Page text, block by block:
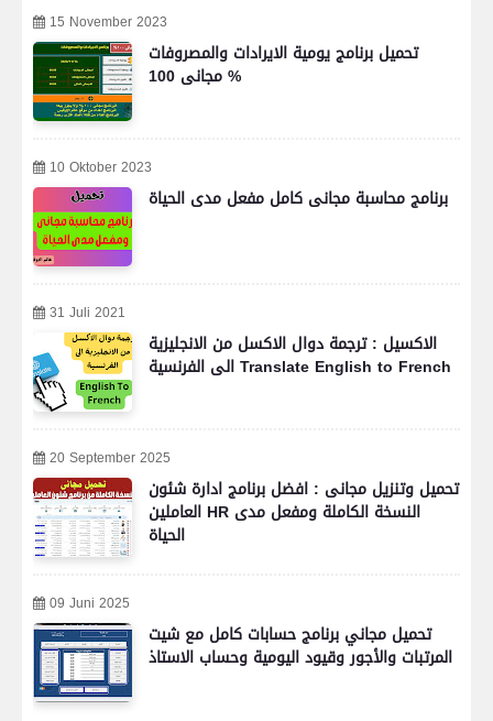
15 November 2023
تحميل برنامج يومية الايرادات والمصروفات
مجانى 100 %
10 Oktober 2023
برنامج محاسبة مجانى كامل مفعل مدى الحياة
31 Juli 2021
الاكسيل : ترجمة دوال الاكسل من الانجليزية
الى الفرنسية Translate English to French
20 September 2025
تحميل وتنزيل مجانى : افضل برنامج ادارة شئون
العاملين HR النسخة الكاملة ومفعل مدى
الحياة
09 Juni 2025
تحميل مجاني برنامج حسابات كامل مع شيت
المرتبات والأجور وقيود اليومية وحساب الاستاذ